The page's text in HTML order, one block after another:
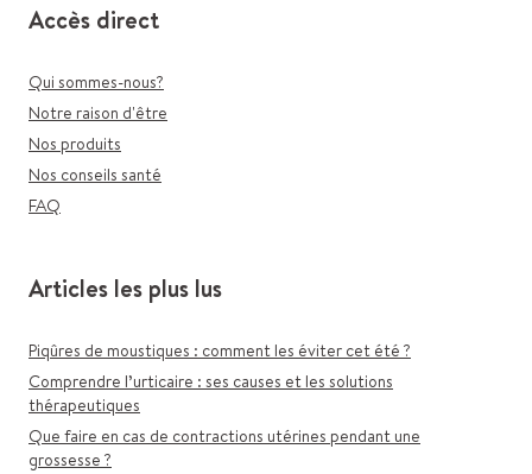
Accès direct
Qui sommes-nous?
Notre raison d'être
Nos produits
Nos conseils santé
FAQ
Articles les plus lus
Piqûres de moustiques : comment les éviter cet été ?
Comprendre l’urticaire : ses causes et les solutions
thérapeutiques
Que faire en cas de contractions utérines pendant une
grossesse ?